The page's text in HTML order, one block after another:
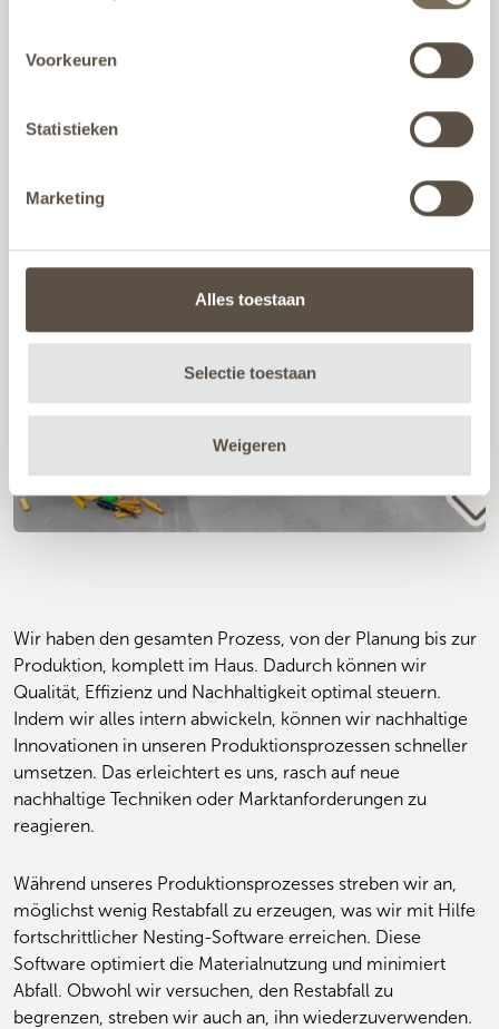
Voorkeuren
Statistieken
Marketing
Alles toestaan
Selectie toestaan
Weigeren
Wir haben den gesamten Prozess, von der Planung bis zur
Produktion, komplett im Haus. Dadurch können wir
Qualität, Effizienz und Nachhaltigkeit optimal steuern.
Indem wir alles intern abwickeln, können wir nachhaltige
Innovationen in unseren Produktionsprozessen schneller
umsetzen. Das erleichtert es uns, rasch auf neue
nachhaltige Techniken oder Marktanforderungen zu
reagieren.
Während unseres Produktionsprozesses streben wir an,
möglichst wenig Restabfall zu erzeugen, was wir mit Hilfe
fortschrittlicher Nesting-Software erreichen. Diese
Software optimiert die Materialnutzung und minimiert
Abfall. Obwohl wir versuchen, den Restabfall zu
begrenzen, streben wir auch an, ihn wiederzuverwenden.